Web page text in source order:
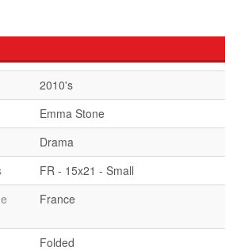
2010's
Emma Stone
Drama
FR - 15x21 - Small
France
Folded